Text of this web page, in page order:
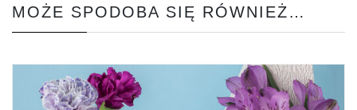
MOŻE SPODOBA SIĘ RÓWNIEŻ…